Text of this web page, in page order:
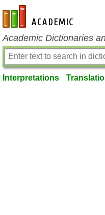
en-academic.com
Academic Dictionaries
Interpretations